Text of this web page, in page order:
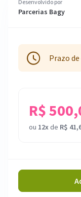
Desenvolvido por
Parcerias Bagy
Prazo
R$
ou 12xde R$